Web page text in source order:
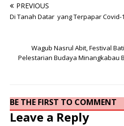
PREVIOUS
Di Tanah Datar yang Terpapar Covid-
Wagub Nasrul Abit, Festival
Pelestarian Budaya Minangkabau
BE THE FIRST TO COMMENT
Leave a Reply